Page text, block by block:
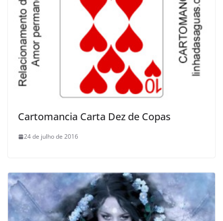
Cartomancia Carta Dez de Copas
24 de julho de 2016